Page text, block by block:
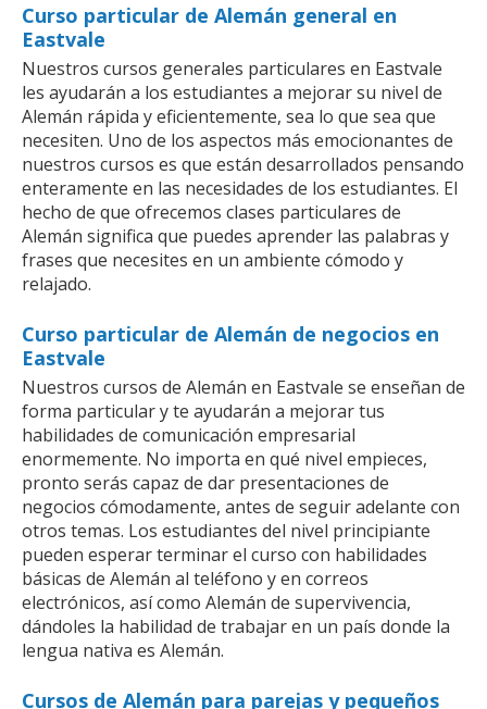
Curso particular de Alemán general en
Eastvale
Nuestros cursos generales particulares en Eastvale
les ayudarán a los estudiantes a mejorar su nivel de
Alemán rápida y eficientemente, sea lo que sea que
necesiten. Uno de los aspectos más emocionantes de
nuestros cursos es que están desarrollados pensando
enteramente en las necesidades de los estudiantes. El
hecho de que ofrecemos clases particulares de
Alemán significa que puedes aprender las palabras y
frases que necesites en un ambiente cómodo y
relajado.
Curso particular de Alemán de negocios en
Eastvale
Nuestros cursos de Alemán en Eastvale se enseñan de
forma particular y te ayudarán a mejorar tus
habilidades de comunicación empresarial
enormemente. No importa en qué nivel empieces,
pronto serás capaz de dar presentaciones de
negocios cómodamente, antes de seguir adelante con
otros temas. Los estudiantes del nivel principiante
pueden esperar terminar el curso con habilidades
básicas de Alemán al teléfono y en correos
electrónicos, así como Alemán de supervivencia,
dándoles la habilidad de trabajar en un país donde la
lengua nativa es Alemán.
Cursos de Alemán para parejas y pequeños